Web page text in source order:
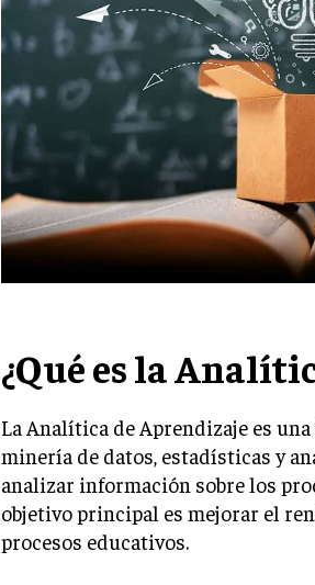
¿Qué es la
La Analítica de Aprendizaje es
minería de datos, estadísticas y
analizar información sobre los
objetivo principal es mejorar el
procesos educativos.